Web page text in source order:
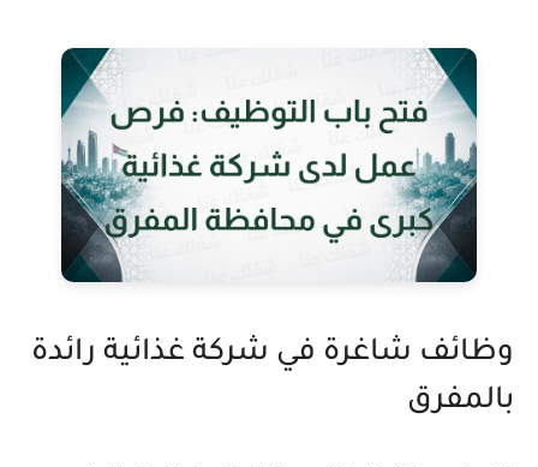
وظائف شاغرة في شركة غذائية رائدة
بالمفرق